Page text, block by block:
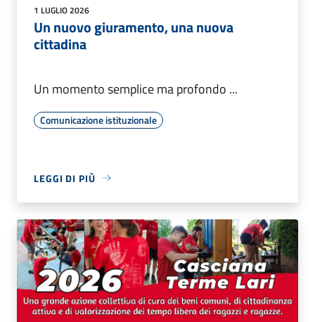
1 LUGLIO 2026
Un nuovo giuramento, una nuova
cittadina
Un momento semplice ma profondo ...
Comunicazione istituzionale
LEGGI DI PIÙ